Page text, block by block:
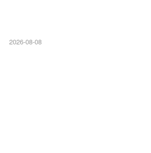
2026-08-08